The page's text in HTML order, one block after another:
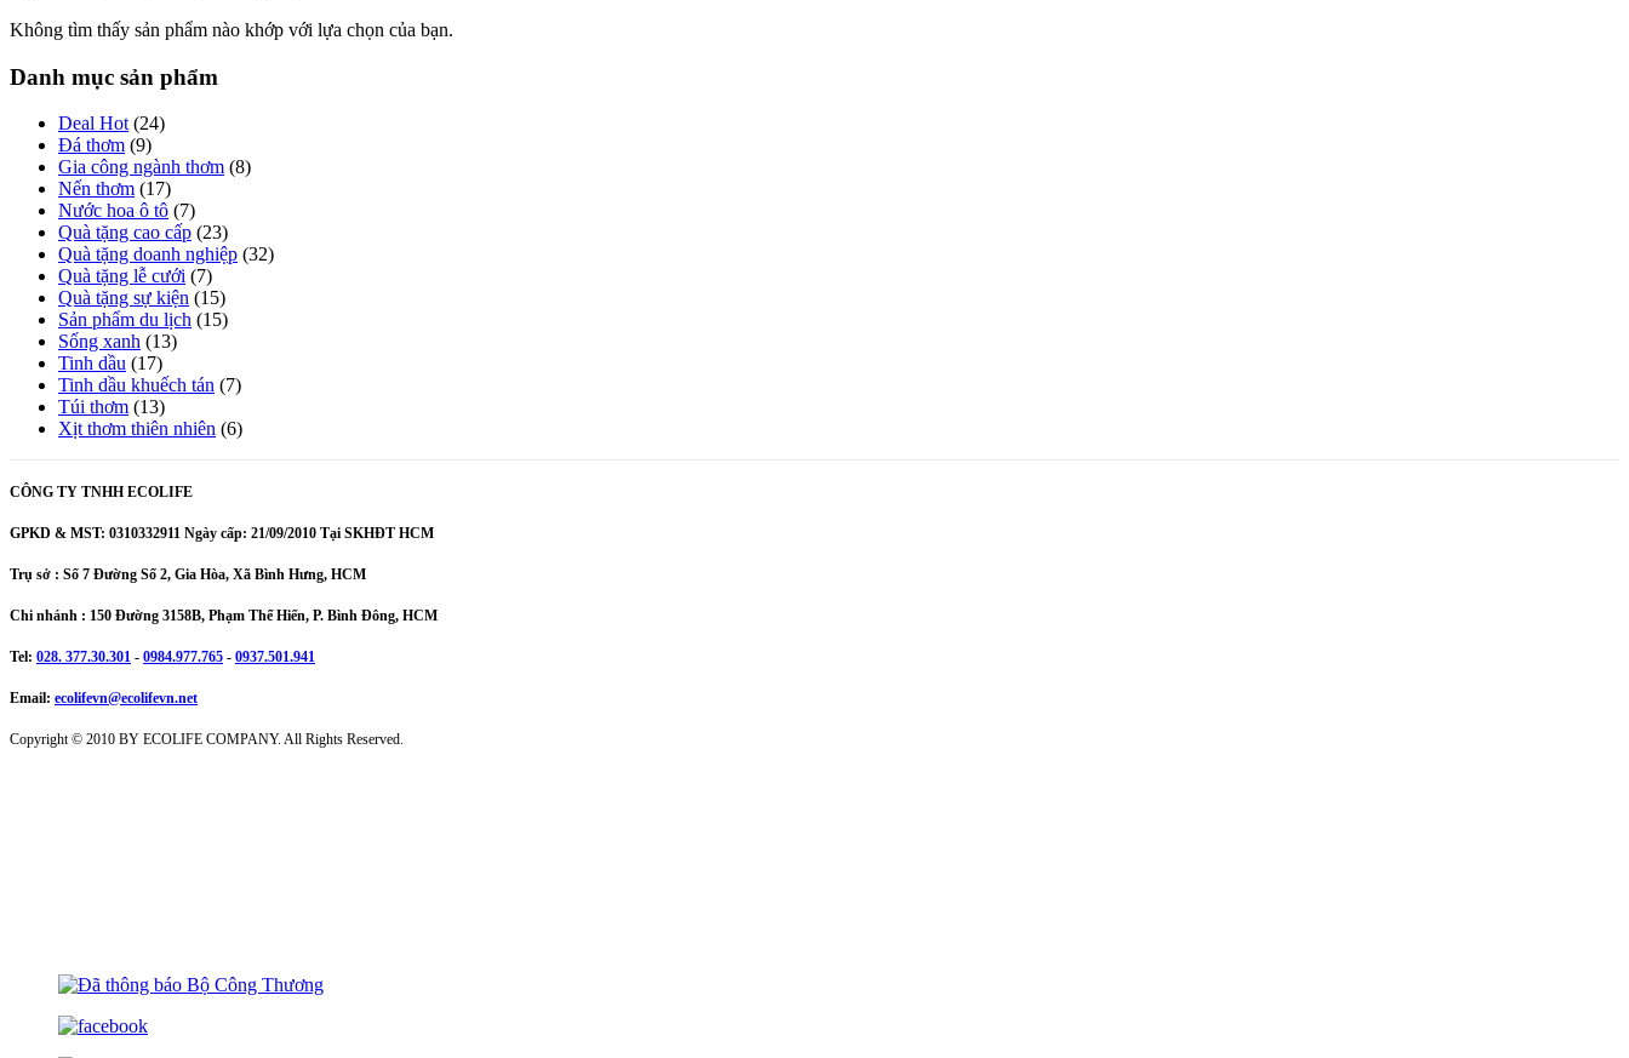
Không tìm thấy sản phẩm nào khớp với lựa chọn của bạn.
Danh mục sản phẩm
Deal Hot (24)
Đá thơm (9)
Gia công ngành thơm (8)
Nến thơm (17)
Nước hoa ô tô (7)
Quà tặng cao cấp (23)
Quà tặng doanh nghiệp (32)
Quà tặng lễ cưới (7)
Quà tặng sự kiện (15)
Sản phẩm du lịch (15)
Sống xanh (13)
Tinh dầu (17)
Tinh dầu khuếch tán (7)
Túi thơm (13)
Xịt thơm thiên nhiên (6)
CÔNG TY TNHH ECOLIFE
GPKD & MST: 0310332911 Ngày cấp: 21/09/2010 Tại SKHĐT HCM
Trụ sở : Số 7 Đường Số 2, Gia Hòa, Xã Bình Hưng, HCM
Chi nhánh : 150 Đường 3158B, Phạm Thế Hiển, P. Bình Đông, HCM
Tel: 028. 377.30.301 - 0984.977.765 - 0937.501.941
Email: ecolifevn@ecolifevn.net
Copyright © 2010 BY ECOLIFE COMPANY. All Rights Reserved.